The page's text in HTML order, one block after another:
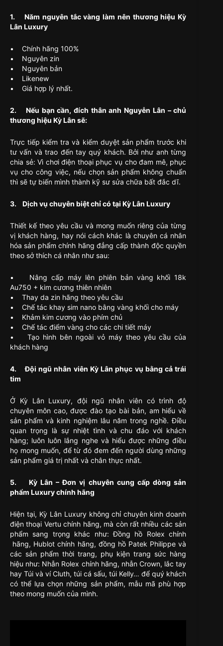
1. Năm nguyên tắc vàng làm nên thương hiệu Kỳ
Lân Luxury
• Chính hãng 100%
• Nguyên zin
• Nguyên bản
• Likenew
• Giá hợp lý nhất.
2. Nếu bạn cần, đích thân anh Nguyễn Lân – chủ
thương hiệu Kỳ Lân sẽ:
Trực tiếp kiểm tra và kiểm duyệt sản phẩm trước khi
tư vấn và trao đến tay quý khách. Bởi như anh từng
chia sẻ: Vì chơi điện thoại phục vụ cho đam mê, phục
vụ cho công việc, nếu chọn sản phẩm không chuẩn
thì sẽ tự biến mình thành kỹ sư sửa chữa bất đắc dĩ.
3. Dịch vụ chuyên biệt chỉ có tại Kỳ Lân Luxury
Thiết kế theo yêu cầu và mong muốn riêng của từng
vị khách hàng, hay nói cách khác là chuyên cá nhân
hóa sản phẩm chính hãng đẳng cấp thành độc quyền
theo sở thích cá nhân như sau:
• Nâng cấp máy lên phiên bản vàng khối 18k
Au750 + kim cương thiên nhiên
• Thay da zin hãng theo yêu cầu
• Chế tác khay sim nano bằng vàng khối cho máy
• Khảm kim cương vào phím chủ
• Chế tác điểm vàng cho các chi tiết máy
• Tạo hình bên ngoài vỏ máy theo yêu cầu của
khách hàng
4. Đội ngũ nhân viên Kỳ Lân phục vụ bằng cả trái
tim
Ở Kỳ Lân Luxury, đội ngũ nhân viên có trình độ
chuyên môn cao, được đào tạo bài bản, am hiểu về
sản phẩm và kinh nghiệm lâu năm trong nghề. Điều
quan trọng là sự nhiệt tình và chu đáo với khách
hàng; luôn luôn lắng nghe và hiểu được những điều
họ mong muốn, để từ đó đem đến người dùng những
sản phẩm giá trị nhất và chân thực nhất.
5. Kỳ Lân – Đơn vị chuyên cung cấp dòng sản
phẩm Luxury chính hãng
Hiện tại, Kỳ Lân Luxury không chỉ chuyên kinh doanh
điện thoại Vertu chính hãng, mà còn rất nhiều các sản
phẩm sang trọng khác như: Đồng hồ Rolex chính
hãng, Hublot chính hãng, đồng hồ Patek Philippe và
các sản phẩm thời trang, phụ kiện trang sức hàng
hiệu như: Nhẫn Rolex chính hãng, nhẫn Crown, lắc tay
hay Túi và ví Cluth, túi cá sấu, túi Kelly… để quý khách
có thể lựa chọn những sản phẩm, mẫu mã phù hợp
theo mong muốn của mình.